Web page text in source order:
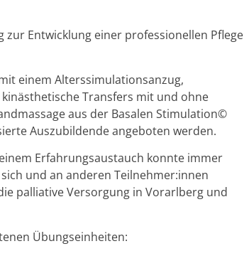
Entwicklung einer professionellen Pflege
einem Alterssimulationsanzug,
Transfers mit und ohne
aus der Basalen Stimulation©
Auszubildende angeboten werden.
Erfahrungsaustauch konnte immer
und an anderen Teilnehmer:innen
palliative Versorgung in Vorarlberg und
Übungseinheiten: